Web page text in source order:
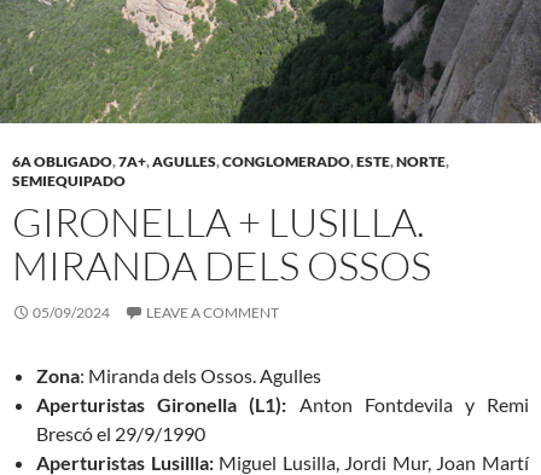
6A OBLIGADO,7A+,AGULLES,CONGLOMERADO,ESTE,NORTE,
SEMIEQUIPADO
GIRONELLA + LUSILLA.
MIRANDA DELS OSSOS
05/09/2024 LEAVE A COMMENT
Zona: Miranda dels Ossos. Agulles
Aperturistas Gironella (L1): Anton Fontdevila y Remi
Brescó el 29/9/1990
Aperturistas Lusillla: Miguel Lusilla, Jordi Mur, Joan Martí